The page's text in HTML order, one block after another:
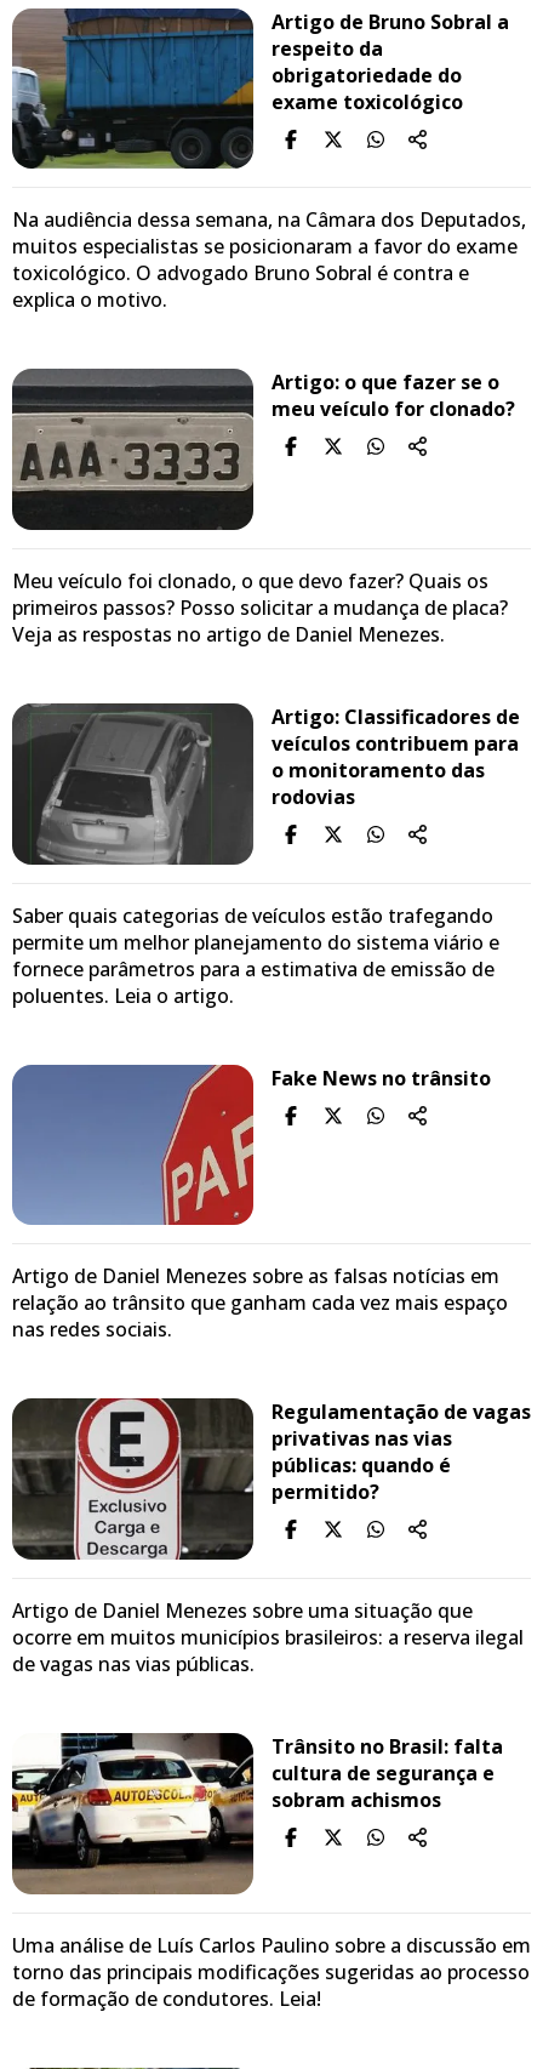
Artigo de Bruno Sobral a
respeito da
obrigatoriedade do
exame toxicológico
Na audiência dessa semana, na Câmara dos Deputados,
muitos especialistas se posicionaram a favor do exame
toxicológico. O advogado Bruno Sobral é contra e
explica o motivo.
Artigo: o que fazer se o
meu veículo for clonado?
Meu veículo foi clonado, o que devo fazer? Quais os
primeiros passos? Posso solicitar a mudança de placa?
Veja as respostas no artigo de Daniel Menezes.
Artigo: Classificadores de
veículos contribuem para
o monitoramento das
rodovias
Saber quais categorias de veículos estão trafegando
permite um melhor planejamento do sistema viário e
fornece parâmetros para a estimativa de emissão de
poluentes. Leia o artigo.
Fake News no trânsito
Artigo de Daniel Menezes sobre as falsas notícias em
relação ao trânsito que ganham cada vez mais espaço
nas redes sociais.
Regulamentação de vagas
privativas nas vias
públicas: quando é
permitido?
Artigo de Daniel Menezes sobre uma situação que
ocorre em muitos municípios brasileiros: a reserva ilegal
de vagas nas vias públicas.
Trânsito no Brasil: falta
cultura de segurança e
sobram achismos
Uma análise de Luís Carlos Paulino sobre a discussão em
torno das principais modificações sugeridas ao processo
de formação de condutores. Leia!